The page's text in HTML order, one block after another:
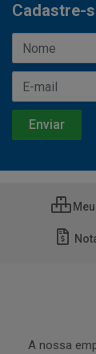
Cadastre-
A nossa